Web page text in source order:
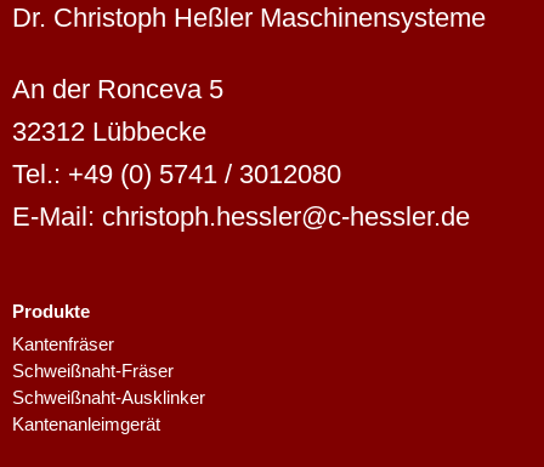
Dr. Christoph Heßler Maschinensysteme
An der Ronceva 5
32312 Lübbecke
Tel.: +49 (0) 5741 / 3012080
E-Mail: christoph.hessler@c-hessler.de
Produkte
Kantenfräser
Schweißnaht-Fräser
Schweißnaht-Ausklinker
Kantenanleimgerät
Swedish
Finnish
Dutch